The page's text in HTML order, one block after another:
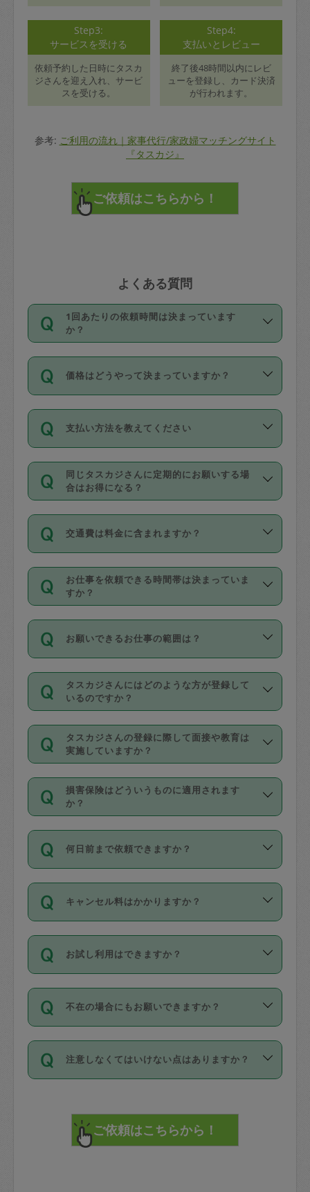
Step3:
サービスを受ける
依頼予約した日時にタスカ
ジさんを迎え入れ、サービ
スを受ける。
Step4:
支払いとレビュー
終了後48時間以内にレビ
ューを登録し、カード決済
が行われます。
参考: ご利用の流れ｜家事代行/家政婦マッチングサイト
『タスカジ』
よくある質問
1回あたりの依頼時間は決まっています
か？
依頼1回につき3時間固定です。3時間を
超えて依頼したい場合は、延長機能をご
利用ください。機能をご利用いただくに
の上事前申請することが必要です。な
お、3時間を下回っても、値引き等はござ
いません。
価格はどうやって決まっていますか？
11種類の価格帯の中からタスカジさん自
身が価格を選んで設定しています。
タスカジさんの価格設定には最初は制限
があり、レビュー件数、レビューの平均
値、などで除々に設定可能な最高額が上
がっていく仕組みになっています。
支払い方法を教えてください
お支払方法はクレジットカード（Visa／
Master／JCB／AMERICAN EXPRESS／
Diners Club）のみとなります。
を行う際にご入力ください。プロフィー
ル登録時にはご入力いただかなくても大
丈夫です。
デビットカード・プリペイドカード（Vプ
リカ、au WALLETなど）は支払にはご利
銀行振込や現金払いも対応していませ
なお、タスカジさんの交通費も、依頼料
金のご請求と合わせてお支払いとなりま
動計算で表示されます。
同じタスカジさんに定期的にお願いする場
合はお得になる？
依頼には「スポット」と「定期（毎週｜
隔週）」があり、「定期」の依頼は「ス
ポット」よりお得な料金でご利用できま
す。
定期の最低利用回数は設けていない代わ
りに、一定数を超えたキャンセルは有償
（例：毎週定期の場合は３回以上のキャ
ンセルが有償（1200円、隔週定期の場合
は２回以上のキャンセルが有償（1200
交通費は料金に含まれますか？
交通費は依頼料金とは別途発生し、依頼
料金のご請求と合わせてお支払いとなり
ます。交通費の金額は「依頼の詳細」に
お仕事を依頼できる時間帯は決まっていま
すか？
時間帯は3種類あります。いずれも１回あ
たり３時間です。
・ＡＭ ９時～１２時
・ＰＭ １３時～１６時
・夜 １８時～２１時
開始時間を２時間前後変更することが可
能です。依頼送信後、個別にタスカジさ
んにメッセージを送り調整してくださ
い。ただし、２時間を越えての調整はで
時間も被らない場合、損害保険の対象外
お願いできるお仕事の範囲は？
掃除、整理収納、洗濯、買い物、料理、
作り置きです。タスカジさんによってで
きる仕事の範囲が異なりますので、依頼
する前にタスカジさんのプロフィールで
確認してください。
基本的に、高所での作業や危険作業、屋
外での作業は対象外です。
タスカジさんにはどのような方が登録して
いるのですか？
主婦として長年の家事経験をお持ちの
方、栄養士・調理師といった資格者で保
育園や学校の給食やレストランで料理関
係の専門職に従事されていた方、日本で
すでにハウスキーパーや英語の先生とし
てお仕事をしているフィリピン出身の
社員など様々なバックグラウンドの方が
登録しています。
日本語も話せる方など様々です。
ールに記載していますので、各自の得意
を依頼してください。
タスカジさんの登録に際して面接や教育は
実施していますか？
応募の際に、各自事務局との面接と説明
を行っています。その後、身分証明書の
写真提出をしていただいています。外国
確認しています。タスカジさんトレーニ
ング動画を使ったセルフトレーニングの
現場トライアルを受け、合格したタスカ
ジさんが活動されています。
※テストセンターの講評は１件目のレビュ
参考
【詳細】タスカジさんの登録に際
損害保険はどういうものに適用されます
か？
依頼者とタスカジさんとの間でタスカジ
を通して成立した作業時間内での作業に
適用されます。作業範囲は、掃除、洗
です。作業中に物を壊したり、人にけが
をさせたりした場合が対象で、補償金額
す。
写真を撮り、
詳細FAQ：
損害賠償保険について教えて
何日前まで依頼できますか？
ご依頼は、現在を起点に3日後（72時間
以降）の日時から受付可能となっていま
す。
タスカジさんへ「募集」をかけることが
可能です。
キャンセル料はかかりますか？
キャンセル料には、以下の2種類がありま
す。
1. 直前キャンセル（定期、スポット契約
共通）
72時間を超える※と、以下のキャンセル
料が発生します。
直前キャンセル料：
72時間前〜24時間前＝依頼料金の50%
お試し利用はできますか？
「お試し利用」というメニューはありま
せんが、「一回のみ」依頼を活用するこ
とによって、気に入ったタスカジさんを
まず、条件の合う気になるタスカジさ
みてください。
その後、一番気に入ったタスカジさんに
不在の場合にもお願いできますか？
不在の場合の作業はタスカジさんの同意
が必要です。数回の依頼ののち、タスカ
ジさんと依頼者の間で十分な信頼関係が
てください。
不在時に部屋に入るためにタスカジさん
注意しなくてはいけない点はありますか？
で、必ず鍵のかかるロッカーや金庫に入
れて依頼者の責任の元管理するよう心掛
けてください。